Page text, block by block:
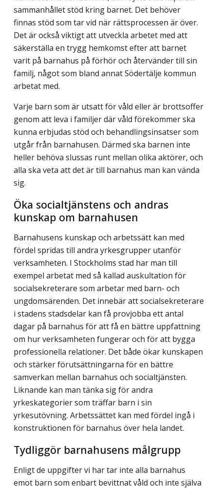
sammanhållet stöd kring barnet. Det behöver
finnas stöd som tar vid när rättsprocessen är över.
Det är också viktigt att utveckla arbetet med att
säkerställa en trygg hemkomst efter att barnet
varit på barnahus på förhör och återvänder till sin
familj, något som bland annat Södertälje kommun
arbetat med.
Varje barn som är utsatt för våld eller är brottsoffer
genom att leva i familjer där våld förekommer ska
kunna erbjudas stöd och behandlingsinsatser som
utgår från barnahusen. Därmed ska barnen inte
heller behöva slussas runt mellan olika aktörer, och
alla ska veta att det är till barnahus man kan vända
sig.
Öka socialtjänstens och andras
kunskap om barnahusen
Barnahusens kunskap och arbetssätt kan med
fördel spridas till andra yrkesgrupper utanför
verksamheten. I Stockholms stad har man till
exempel arbetat med så kallad auskultation för
socialsekreterare som arbetar med barn- och
ungdomsärenden. Det innebär att socialsekreterare
i stadens stadsdelar kan få provjobba ett antal
dagar på barnahus för att få en bättre uppfattning
om hur verksamheten fungerar och för att bygga
professionella relationer. Det både ökar kunskapen
och stärker förutsättningarna för en bättre
samverkan mellan barnahus och socialtjänsten.
Liknande kan man tänka sig för andra
yrkeskategorier som träffar barn i sin
yrkesutövning. Arbetssättet kan med fördel ingå i
konstruktionen för barnahus över hela landet.
Tydliggör barnahusens målgrupp
Enligt de uppgifter vi har tar inte alla barnahus
emot barn som enbart bevittnat våld och inte själva